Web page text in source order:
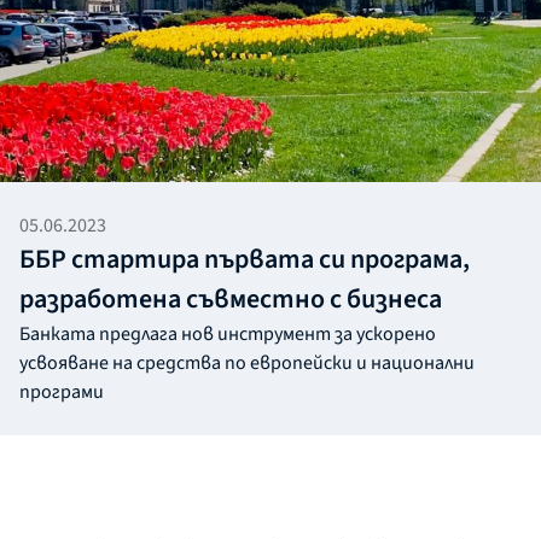
05.06.2023
ББР стартира първата си програма,
разработена съвместно с бизнеса
Банката предлага нов инструмент за ускорено
усвояване на средства по европейски и национални
програми